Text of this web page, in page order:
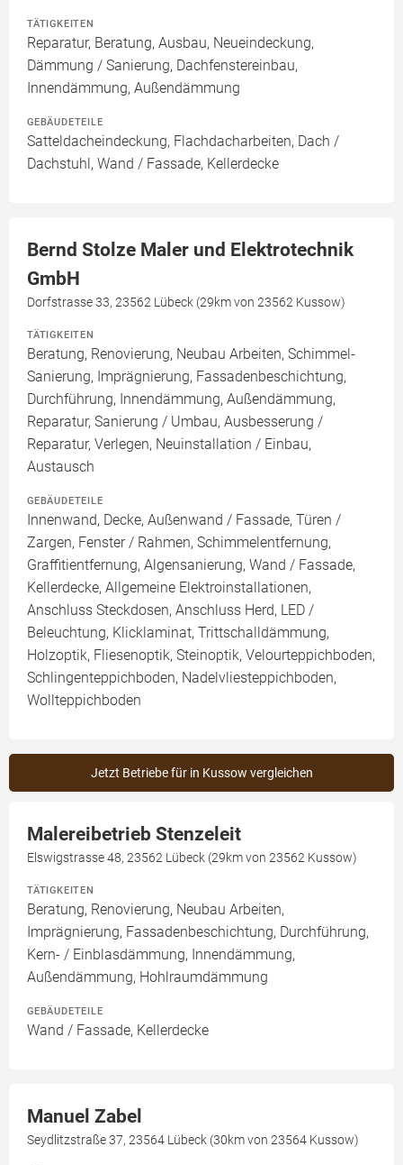
TÄTIGKEITEN
Reparatur, Beratung, Ausbau, Neueindeckung,
Dämmung / Sanierung, Dachfenstereinbau,
Innendämmung, Außendämmung
GEBÄUDETEILE
Satteldacheindeckung, Flachdacharbeiten, Dach /
Dachstuhl, Wand / Fassade, Kellerdecke
Bernd Stolze Maler und Elektrotechnik
GmbH
Dorfstrasse 33, 23562 Lübeck (29km von 23562 Kussow)
TÄTIGKEITEN
Beratung, Renovierung, Neubau Arbeiten, Schimmel-
Sanierung, Imprägnierung, Fassadenbeschichtung,
Durchführung, Innendämmung, Außendämmung,
Reparatur, Sanierung / Umbau, Ausbesserung /
Reparatur, Verlegen, Neuinstallation / Einbau,
Austausch
GEBÄUDETEILE
Innenwand, Decke, Außenwand / Fassade, Türen /
Zargen, Fenster / Rahmen, Schimmelentfernung,
Graffitientfernung, Algensanierung, Wand / Fassade,
Kellerdecke, Allgemeine Elektroinstallationen,
Anschluss Steckdosen, Anschluss Herd, LED /
Beleuchtung, Klicklaminat, Trittschalldämmung,
Holzoptik, Fliesenoptik, Steinoptik, Velourteppichboden,
Schlingenteppichboden, Nadelvliesteppichboden,
Wollteppichboden
Jetzt Betriebe für in Kussow vergleichen
Malereibetrieb Stenzeleit
Elswigstrasse 48, 23562 Lübeck (29km von 23562 Kussow)
TÄTIGKEITEN
Beratung, Renovierung, Neubau Arbeiten,
Imprägnierung, Fassadenbeschichtung, Durchführung,
Kern- / Einblasdämmung, Innendämmung,
Außendämmung, Hohlraumdämmung
GEBÄUDETEILE
Wand / Fassade, Kellerdecke
Manuel Zabel
Seydlitzstraße 37, 23564 Lübeck (30km von 23564 Kussow)